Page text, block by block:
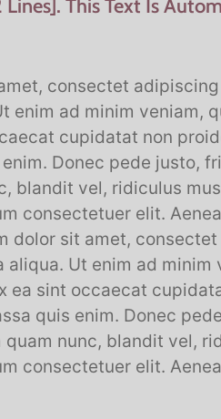
This Text Is
consectet
enim ad minim veniam,
cupidatat non
Donec pede justo,
blandit vel, ridiculus
consectetuer elit.
dolor sit amet,
aliqua. Ut enim ad
ea sint occaecat
quis enim. Donec
quam nunc, blandit vel,
consectetuer elit.